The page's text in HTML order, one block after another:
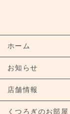
ホーム
お知らせ
店舗情報
くつろぎのお部屋